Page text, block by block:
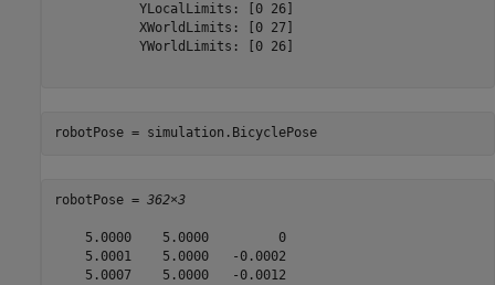
           YLocalLimits: [0 26]
           XWorldLimits: [0 27]
           YWorldLimits: [0 26]
robotPose = simulation.BicyclePose
robotPose = 362×3
    5.0000    5.0000         0
    5.0001    5.0000   -0.0002
    5.0007    5.0000   -0.0012